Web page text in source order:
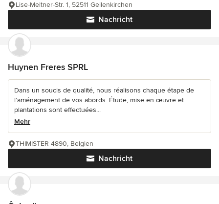
Nachricht
Lise-Meitner-Str. 1, 52511 Geilenkirchen
Huynen Freres SPRL
Dans un soucis de qualité, nous réalisons chaque étape de
l’aménagement de vos abords. Étude, mise en œuvre et
plantations sont effectuées...
Mehr
Nachricht
THIMISTER 4890, Belgien